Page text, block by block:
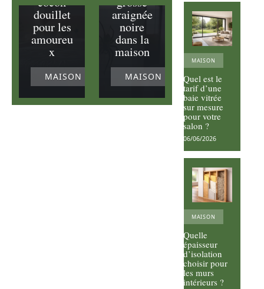
douillet
pour les
amoureu
x
MAISON
araignée
noire
dans la
maison
MAISON
MAISON
Quel est le
tarif d’une
baie vitrée
sur mesure
pour votre
salon ?
06/06/2026
MAISON
Quelle
épaisseur
d’isolation
choisir pour
les murs
intérieurs ?